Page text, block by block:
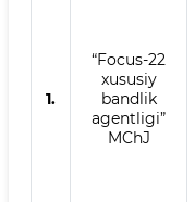
1.
“Focus-22
xususiy
bandlik
agentligi”
MChJ